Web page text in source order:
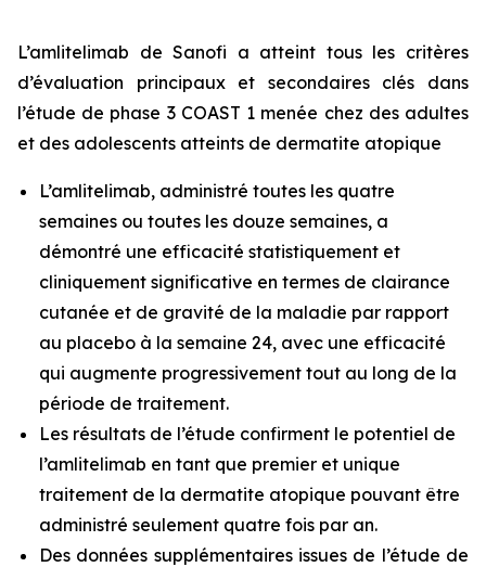
L’amlitelimab de Sanofi a atteint tous les critères
d’évaluation principaux et secondaires clés dans
l’étude de phase 3 COAST 1 menée chez des adultes
et des adolescents atteints de dermatite atopique
L’amlitelimab, administré toutes les quatre
semaines ou toutes les douze semaines, a
démontré une efficacité statistiquement et
cliniquement significative en termes de clairance
cutanée et de gravité de la maladie par rapport
au placebo à la semaine 24, avec une efficacité
qui augmente progressivement tout au long de la
période de traitement.
Les résultats de l’étude confirment le potentiel de
l’amlitelimab en tant que premier et unique
traitement de la dermatite atopique pouvant être
administré seulement quatre fois par an.
Des données supplémentaires issues de l’étude de